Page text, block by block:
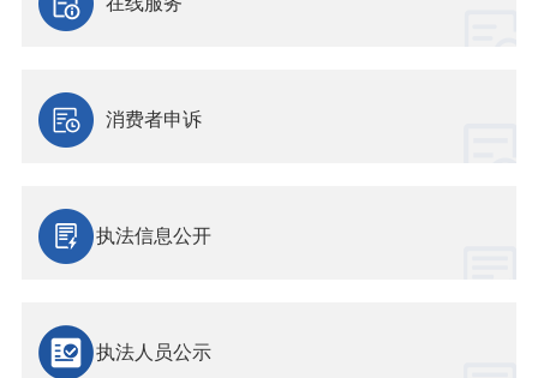
消费者申诉
执法信息公开
执法人员公示